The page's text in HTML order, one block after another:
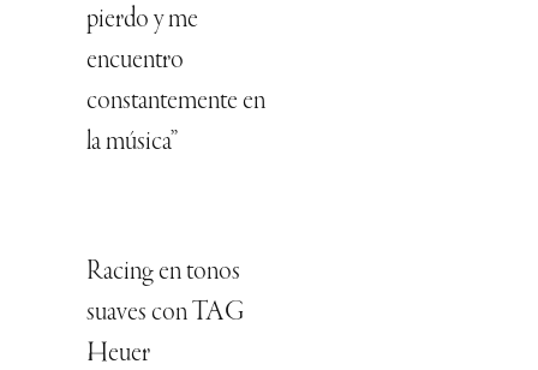
pierdo y me
encuentro
constantemente en
la música”
Racing en tonos
suaves con TAG
Heuer